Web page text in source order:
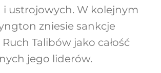
i ustrojowych. W kolejnym
zniesie sankcje
Talibów jako całość
jego liderów.